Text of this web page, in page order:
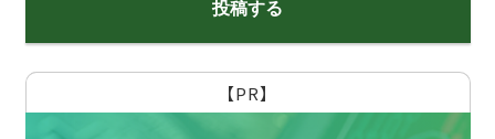
【PR】